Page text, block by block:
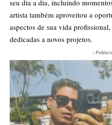
seu dia a dia, incluindo
artista também aproveitou a
aspectos de sua vida
dedicadas a novos projetos.
-